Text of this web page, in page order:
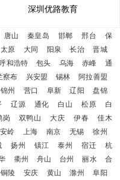
深圳优路教育
唐山 秦皇岛 邯郸 邢台
保
太原 大同 阳泉 长治
晋城
和浩特 包头 乌海 赤峰
通
察布 兴安盟 锡林
阿拉善盟
锦州 营口 阜新 辽阳
盘锦
辽源 通化 白山 松原
白
岗 双鸭山 大庆 伊春
佳木
岭 上海 南京 无锡
徐州
扬州 镇江 泰州 宿迁
杭
衢州 舟山 台州 丽水
合
铜陵 安庆 黄山 滁州
阜阳